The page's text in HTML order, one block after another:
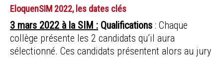
EloquenSIM 2022, les dates clés
3 mars 2022 à la SIM : Qualifications : Chaque
collège présente les 2 candidats qu’il aura
sélectionné. Ces candidats présentent alors au jury